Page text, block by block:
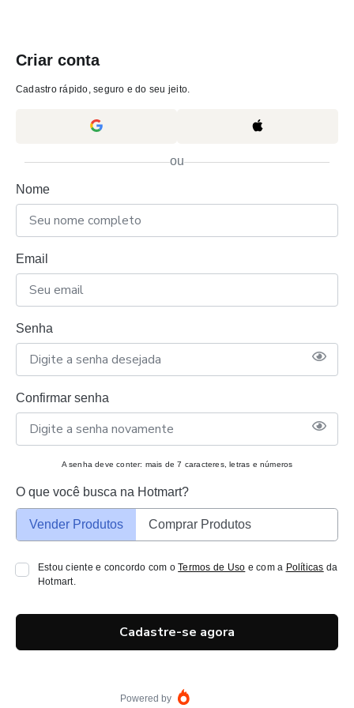
Criar conta
Cadastro rápido, seguro e do seu jeito.
ou
Nome
Email
Senha
Confirmar senha
A senha deve conter: mais de 7 caracteres, letras e números
O que você busca na Hotmart?
Vender Produtos Comprar Produtos
Estou ciente e concordo com oTermos de Uso e com a Políticas da
Hotmart.
Cadastre-se agora
Powered by